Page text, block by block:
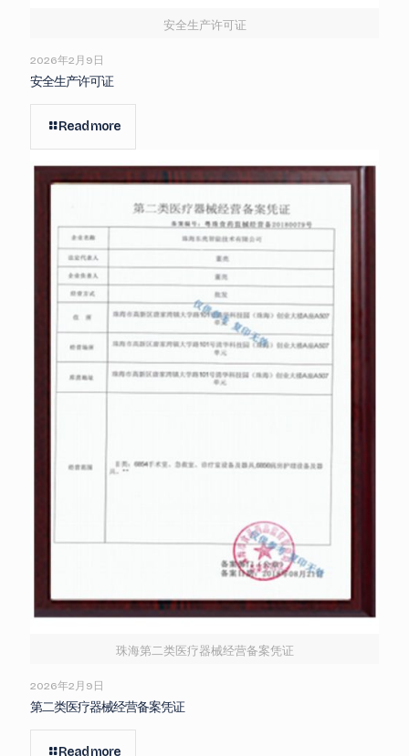
安全生产许可证
2026年2月9日
安全生产许可证
Read more
珠海第二类医疗器械经营备案凭证
2026年2月9日
第二类医疗器械经营备案凭证
Read more